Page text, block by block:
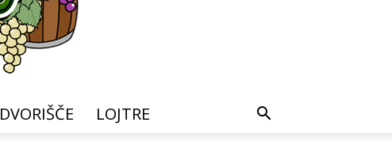
DVORIŠČE LOJTRE